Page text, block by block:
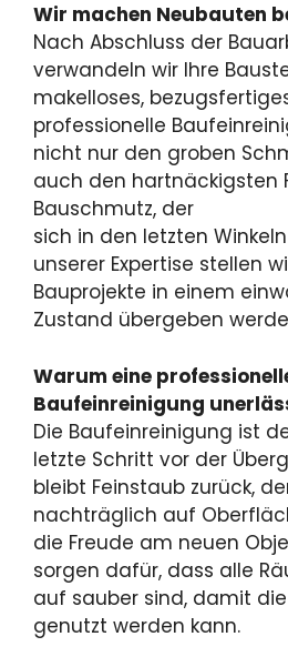
Wir machen Neubauten
Nach Abschluss der
verwandeln wir Ihre
makelloses,
professionelle
nicht nur den groben
auch den hartnäckigsten
Bauschmutz, der
sich in den letzten
unserer Expertise stellen
Bauprojekte in einem
Zustand übergeben
Warum eine
Baufeinreinigung
Die Baufeinreinigung ist
letzte Schritt vor der
bleibt Feinstaub zurück,
nachträglich auf
die Freude am neuen
sorgen dafür, dass alle
auf sauber sind, damit
genutzt werden kann.